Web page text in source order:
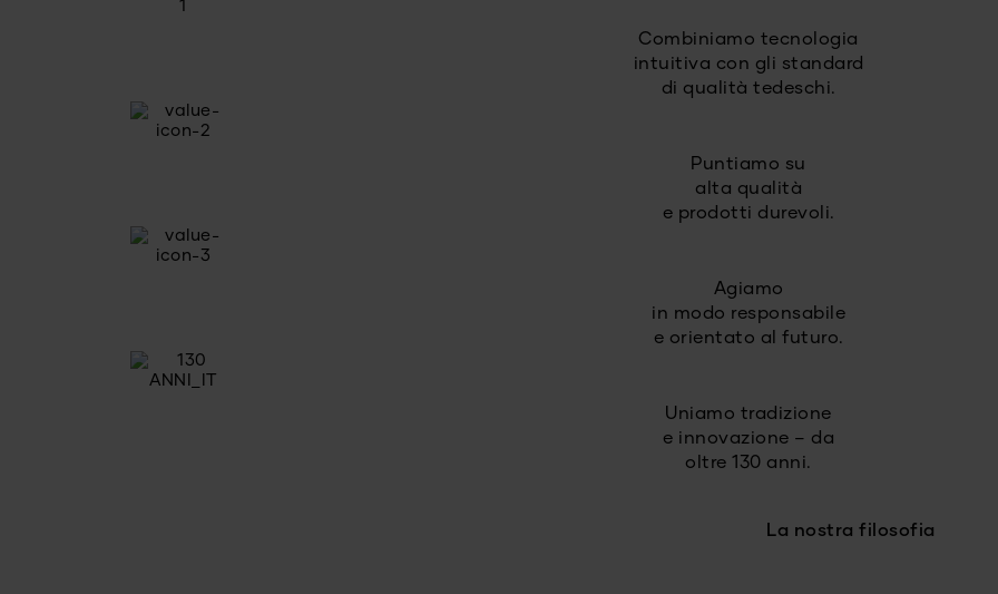
Combiniamo tecnologia
intuitiva con gli standard
di qualità tedeschi.
Puntiamo su
alta qualità
e prodotti durevoli.
Agiamo
in modo responsabile
e orientato al futuro.
Uniamo tradizione
e innovazione – da
oltre 130 anni.
La nostra filosofia